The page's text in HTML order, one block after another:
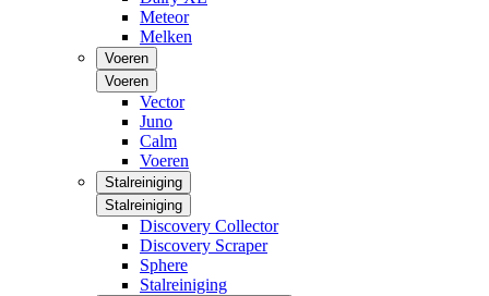
Meteor
Melken
Voeren
Voeren
Vector
Juno
Calm
Voeren
Stalreiniging
Stalreiniging
Discovery Collector
Discovery Scraper
Sphere
Stalreiniging